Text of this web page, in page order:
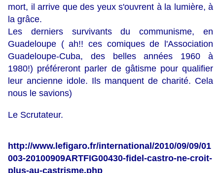
mort, il arrive que des yeux s'ouvrent à la lumière, à
la grâce.
Les derniers survivants du communisme, en
Guadeloupe ( ah!! ces comiques de l'Association
Guadeloupe-Cuba, des belles années 1960 à
1980!) préféreront parler de gâtisme pour qualifier
leur ancienne idole. Ils manquent de charité. Cela
nous le savions)
Le Scrutateur.
http://www.lefigaro.fr/international/2010/09/09/01
003-20100909ARTFIG00430-fidel-castro-ne-croit-
plus-au-castrisme.php